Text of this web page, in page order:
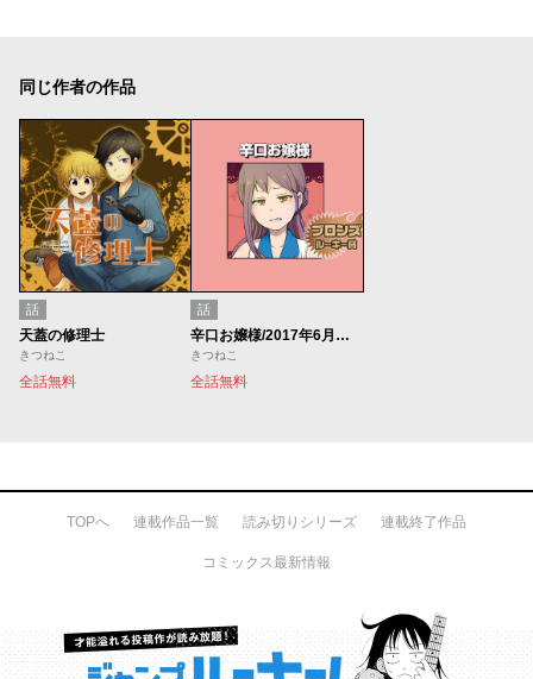
同じ作者の作品
話
天蓋の修理士
きつねこ
全話無料
話
辛口お嬢様/2017年6月期ブロンズルーキー賞
きつねこ
全話無料
TOPへ 連載作品一覧 読み切りシリーズ 連載終了作品
コミックス最新情報